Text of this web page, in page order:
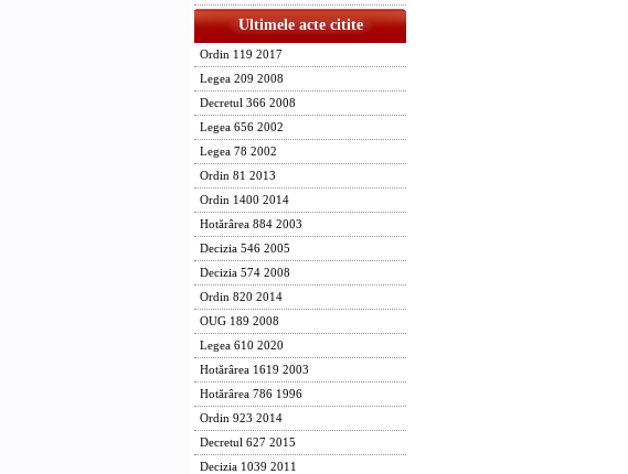
Ultimele acte citite
Ordin 119 2017
Legea 209 2008
Decretul 366 2008
Legea 656 2002
Legea 78 2002
Ordin 81 2013
Ordin 1400 2014
Hotărârea 884 2003
Decizia 546 2005
Decizia 574 2008
Ordin 820 2014
OUG 189 2008
Legea 610 2020
Hotărârea 1619 2003
Hotărârea 786 1996
Ordin 923 2014
Decretul 627 2015
Decizia 1039 2011